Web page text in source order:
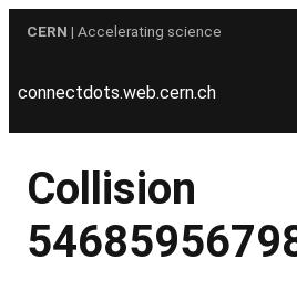
CERN | Accelerating science
connectdots.web.cern.ch
Collision